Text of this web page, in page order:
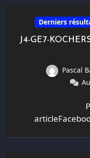
Derniers
J4-GE7-
Pascal